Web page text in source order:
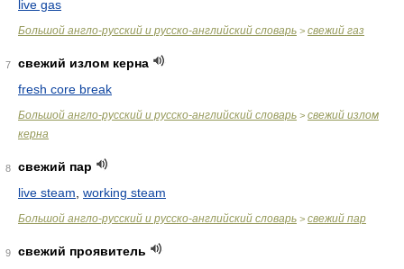
live gas
Большой англо-русский и русско-английский словарь > свежий газ
7
свежий излом керна
fresh core break
Большой англо-русский и русско-английский словарь > свежий излом
керна
8
свежий пар
live steam working steam
Большой англо-русский и русско-английский словарь > свежий пар
9
свежий проявитель